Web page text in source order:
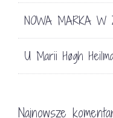
NOWA MARKA W
U Marii Høgh
Najnowsze